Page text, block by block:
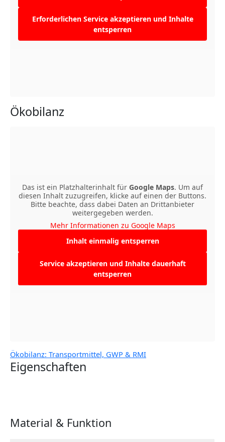
Erforderlichen Service akzeptieren und Inhalte
entsperren
Ökobilanz
Das ist ein Platzhalterinhalt für Google Maps. Um auf
diesen Inhalt zuzugreifen, klicke auf einen der Buttons.
Bitte beachte, dass dabei Daten an Drittanbieter
weitergegeben werden.
Mehr Informationen zu Google Maps
Inhalt einmalig entsperren
Service akzeptieren und Inhalte dauerhaft
entsperren
Ökobilanz: Transportmittel, GWP & RMI
Eigenschaften
Material & Funktion